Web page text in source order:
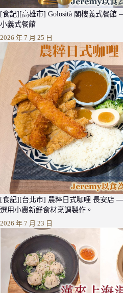
[食記][高雄市] Golosità 閣樓義式餐館
小義式餐館
2026 年 7 月 25 日
[食記][台北市] 農粹日式咖哩 長安店
選用小農新鮮食材烹調製作。
2026 年 7 月 23 日